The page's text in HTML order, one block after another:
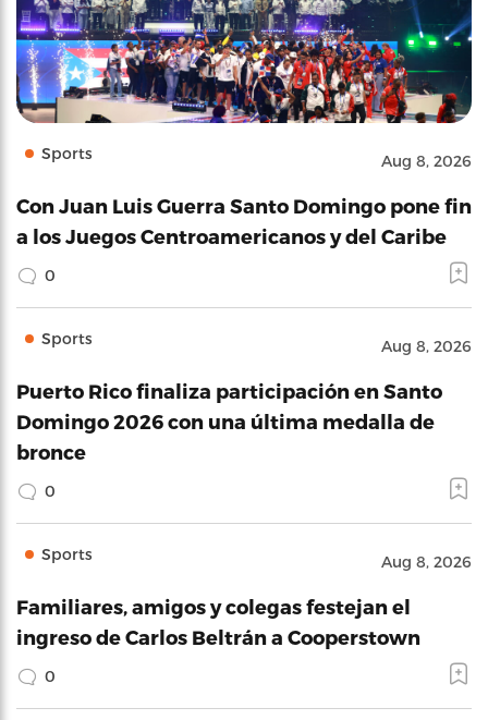
Sports Aug 8, 2026
Con Juan Luis Guerra Santo Domingo pone fin
a los Juegos Centroamericanos y del Caribe
0
Sports Aug 8, 2026
Puerto Rico finaliza participación en Santo
Domingo 2026 con una última medalla de
bronce
0
Sports Aug 8, 2026
Familiares, amigos y colegas festejan el
ingreso de Carlos Beltrán a Cooperstown
0